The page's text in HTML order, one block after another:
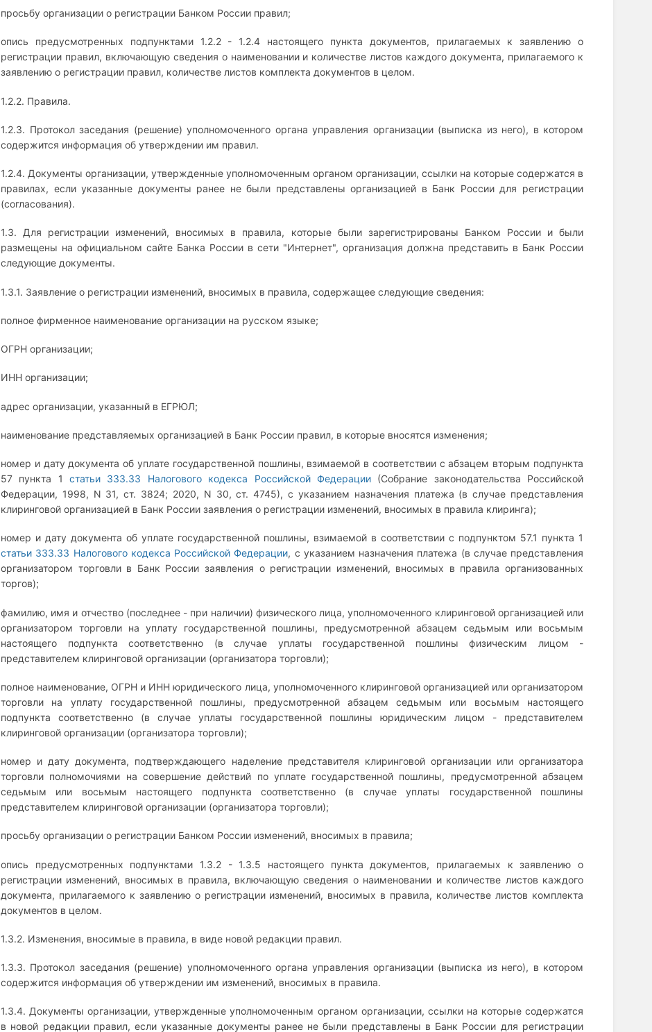
просьбу организации о регистрации Банком России правил;
опись предусмотренных подпунктами 1.2.2 - 1.2.4 настоящего пункта документов, прилагаемых к заявлению о
регистрации правил, включающую сведения о наименовании и количестве листов каждого документа, прилагаемого к
заявлению о регистрации правил, количестве листов комплекта документов в целом.
1.2.2. Правила.
1.2.3. Протокол заседания (решение) уполномоченного органа управления организации (выписка из него), в котором
содержится информация об утверждении им правил.
1.2.4. Документы организации, утвержденные уполномоченным органом организации, ссылки на которые содержатся в
правилах, если указанные документы ранее не были представлены организацией в Банк России для регистрации
(согласования).
1.3. Для регистрации изменений, вносимых в правила, которые были зарегистрированы Банком России и были
размещены на официальном сайте Банка России в сети "Интернет", организация должна представить в Банк России
следующие документы.
1.3.1. Заявление о регистрации изменений, вносимых в правила, содержащее следующие сведения:
полное фирменное наименование организации на русском языке;
ОГРН организации;
ИНН организации;
адрес организации, указанный в ЕГРЮЛ;
наименование представляемых организацией в Банк России правил, в которые вносятся изменения;
номер и дату документа об уплате государственной пошлины, взимаемой в соответствии с абзацем вторым подпункта
57 пункта 1статьи 333.33 Налогового кодекса Российской Федерации(Собрание законодательства Российской
Федерации, 1998, N 31, ст. 3824; 2020, N 30, ст. 4745), с указанием назначения платежа (в случае представления
клиринговой организацией в Банк России заявления о регистрации изменений, вносимых в правила клиринга);
номер и дату документа об уплате государственной пошлины, взимаемой в соответствии с подпунктом 57.1 пункта 1
статьи 333.33 Налогового кодекса Российской Федерации, с указанием назначения платежа (в случае представления
организатором торговли в Банк России заявления о регистрации изменений, вносимых в правила организованных
торгов);
фамилию, имя и отчество (последнее - при наличии) физического лица, уполномоченного клиринговой организацией или
организатором торговли на уплату государственной пошлины, предусмотренной абзацем седьмым или восьмым
настоящего подпункта соответственно (в случае уплаты государственной пошлины физическим лицом -
представителем клиринговой организации (организатора торговли);
полное наименование, ОГРН и ИНН юридического лица, уполномоченного клиринговой организацией или организатором
торговли на уплату государственной пошлины, предусмотренной абзацем седьмым или восьмым настоящего
подпункта соответственно (в случае уплаты государственной пошлины юридическим лицом - представителем
клиринговой организации (организатора торговли);
номер и дату документа, подтверждающего наделение представителя клиринговой организации или организатора
торговли полномочиями на совершение действий по уплате государственной пошлины, предусмотренной абзацем
седьмым или восьмым настоящего подпункта соответственно (в случае уплаты государственной пошлины
представителем клиринговой организации (организатора торговли);
просьбу организации о регистрации Банком России изменений, вносимых в правила;
опись предусмотренных подпунктами 1.3.2 - 1.3.5 настоящего пункта документов, прилагаемых к заявлению о
регистрации изменений, вносимых в правила, включающую сведения о наименовании и количестве листов каждого
документа, прилагаемого к заявлению о регистрации изменений, вносимых в правила, количестве листов комплекта
документов в целом.
1.3.2. Изменения, вносимые в правила, в виде новой редакции правил.
1.3.3. Протокол заседания (решение) уполномоченного органа управления организации (выписка из него), в котором
содержится информация об утверждении им изменений, вносимых в правила.
1.3.4. Документы организации, утвержденные уполномоченным органом организации, ссылки на которые содержатся
в новой редакции правил, если указанные документы ранее не были представлены в Банк России для регистрации